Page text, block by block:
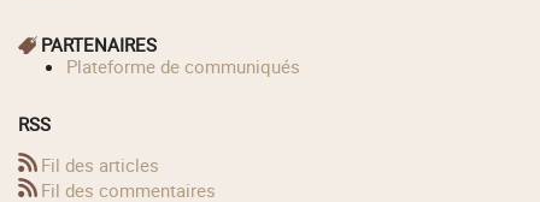
PARTENAIRES
Plateforme de communiqués
RSS
Fil des articles
Fil des commentaires